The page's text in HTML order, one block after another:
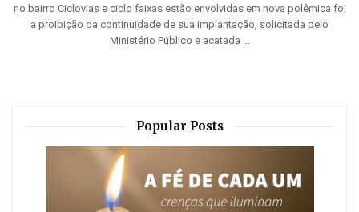
no bairro Ciclovias e ciclo faixas estão envolvidas em nova polêmica foi
a proibição da continuidade de sua implantação, solicitada pelo
Ministério Público e acatada ...
Popular Posts